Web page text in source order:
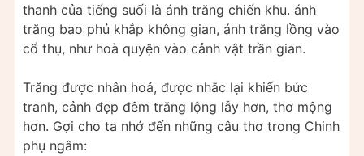
thanh của tiếng suối là ánh trăng chiến khu. ánh
trăng bao phủ khắp không gian, ánh trăng lồng vào
cổ thụ, như hoà quyện vào cảnh vật trần gian.
Trăng được nhân hoá, được nhắc lại khiến bức
tranh, cảnh đẹp đêm trăng lộng lẫy hơn, thơ mộng
hơn. Gợi cho ta nhớ đến những câu thơ trong Chinh
phụ ngâm: